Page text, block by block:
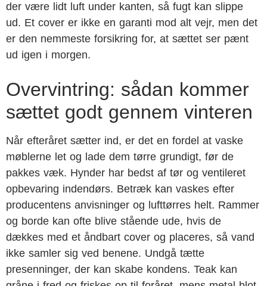
der være lidt luft under kanten, så fugt kan slippe
ud. Et cover er ikke en garanti mod alt vejr, men det
er den nemmeste forsikring for, at sættet ser pænt
ud igen i morgen.
Overvintring: sådan kommer
sættet godt gennem vinteren
Når efteråret sætter ind, er det en fordel at vaske
møblerne let og lade dem tørre grundigt, før de
pakkes væk. Hynder har bedst af tør og ventileret
opbevaring indendørs. Betræk kan vaskes efter
producentens anvisninger og lufttørres helt. Rammer
og borde kan ofte blive stående ude, hvis de
dækkes med et åndbart cover og placeres, så vand
ikke samler sig ved benene. Undgå tætte
presenninger, der kan skabe kondens. Teak kan